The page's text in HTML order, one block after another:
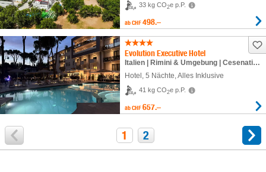
33 kg CO2e p.P.
ab CHF 498.–
Evolution Executive Hotel
Italien | Rimini & Umgebung | Cesenatico Valverde
Hotel , 5 Nächte, Alles Inklusive
41 kg CO2e p.P.
ab CHF 657.–
1 2